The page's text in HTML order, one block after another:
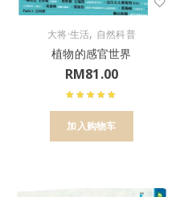
大将·生活, 自然科普
植物的感官世界
RM81.00
加入购物车